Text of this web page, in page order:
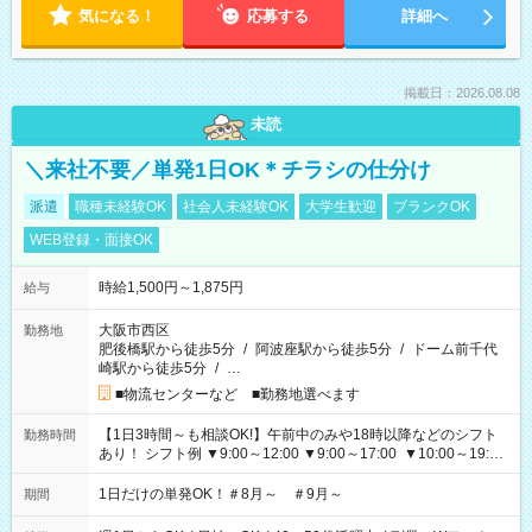
気になる！ 応募する 詳細へ
掲載日：2026.08.08
未読
＼来社不要／単発1日OK＊チラシの仕分け
派遣 職種未経験OK 社会人未経験OK 大学生歓迎
ブランクOK
WEB登録・面接OK
給与 時給1,500円～1,875円
勤務地
大阪市西区
肥後橋駅から徒歩5分 / 阿波座駅から徒歩5分 /
ドーム前千代
崎駅から徒歩5分 / …
■物流センターなど ■勤務地選べます
勤務時間
【1日3時間～も相談OK!】午前中のみや18時以降などのシフト
あり！ シフト例 ▼9:00～12:00 ▼9:00～17:00 ▼10:00～19:00
▼18:00～21:00
期間 1日だけの単発OK！＃8月～ ＃9月～